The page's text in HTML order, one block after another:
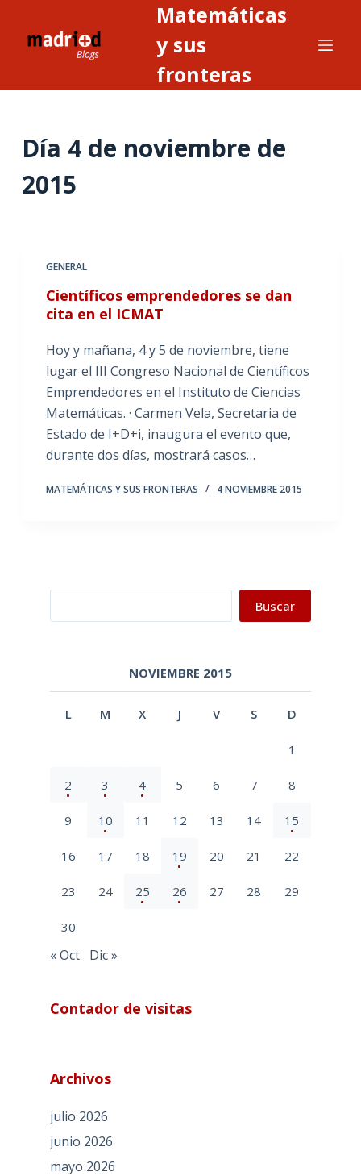
Matemáticas
y sus
fronteras
Día 4 de noviembre de
2015
GENERAL
Científicos emprendedores se dan
cita en el ICMAT
Hoy y mañana, 4 y 5 de noviembre, tiene
lugar el III Congreso Nacional de Científicos
Emprendedores en el Instituto de Ciencias
Matemáticas. · Carmen Vela, Secretaria de
Estado de I+D+i, inaugura el evento que,
durante dos días, mostrará casos…
MATEMÁTICAS Y SUS FRONTERAS 4 NOVIEMBRE 2015
Buscar
NOVIEMBRE 2015
L M X J V S D
1
2 3 4 5 6 7 8
9 10 11 12 13 14 15
16 17 18 19 20 21 22
23 24 25 26 27 28 29
30
« Oct Dic »
Contador de visitas
Archivos
julio 2026
junio 2026
mayo 2026